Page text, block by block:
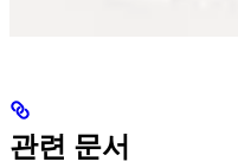
관련 문서